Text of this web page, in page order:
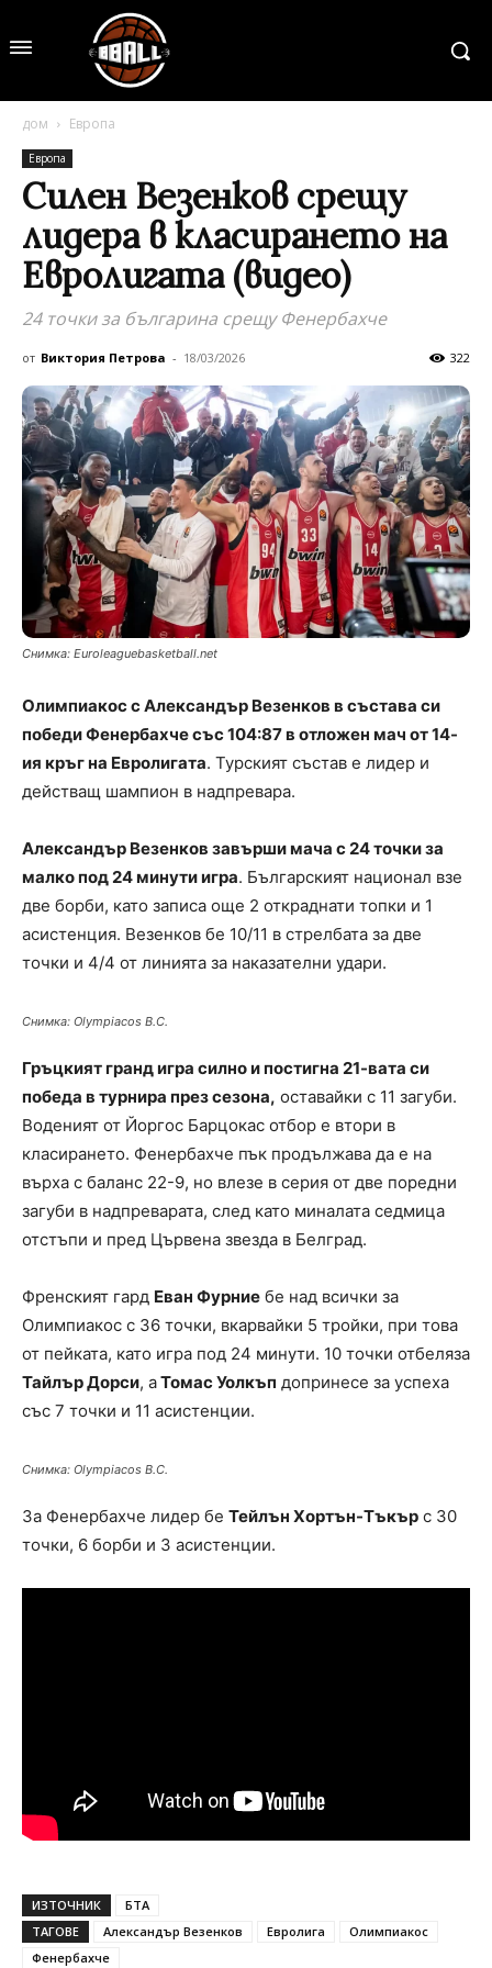
дом Европа
Европа
Силен Везенков срещу
лидера в класирането на
Евролигата (видео)
24 точки за българина срещу Фенербахче
от Виктория Петрова - 18/03/2026 322
Снимка: Еuroleaguebasketball.net
Олимпиакос с Александър Везенков в състава си
победи Фенербахче със 104:87 в отложен мач от 14-
ия кръг на Евролигата. Турският състав е лидер и
действащ шампион в надпревара.
Александър Везенков завърши мача с 24 точки за
малко под 24 минути игра. Българският национал взе
две борби, като записа още 2 откраднати топки и 1
асистенция. Везенков бе 10/11 в стрелбата за две
точки и 4/4 от линията за наказателни удари.
Снимка: Olympiacos B.C.
Гръцкият гранд игра силно и постигна 21-вата си
победа в турнира през сезона, оставайки с 11 загуби.
Воденият от Йоргос Барцокас отбор е втори в
класирането. Фенербахче пък продължава да е на
върха с баланс 22-9, но влезе в серия от две поредни
загуби в надпреварата, след като миналата седмица
отстъпи и пред Цървена звезда в Белград.
Френският гард Еван Фурние бе над всички за
Олимпиакос с 36 точки, вкарвайки 5 тройки, при това
от пейката, като игра под 24 минути. 10 точки отбеляза
Тайлър Дорси, аТомас Уолкъп допринесе за успеха
със 7 точки и 11 асистенции.
Снимка: Olympiacos B.C.
За Фенербахче лидер бе Тейлън Хортън-Тъкър с 30
точки, 6 борби и 3 асистенции.
ИЗТОЧНИК
БТА
ТАГОВЕ
Александър Везенков Евролига
Олимпиакос
Фенербахче